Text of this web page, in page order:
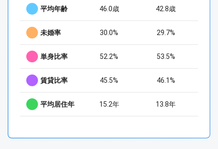
平均年齢 46.0歳 42.8歳
未婚率 30.0% 29.7%
単身比率 52.2% 53.5%
賃貸比率 45.5% 46.1%
平均居住年 15.2年 13.8年